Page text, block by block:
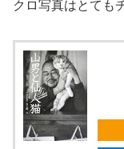
クロ写真はとても